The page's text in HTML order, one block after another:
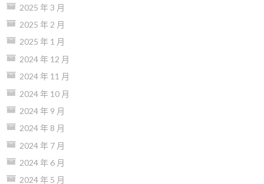
2025 年 3 月
2025 年 2 月
2025 年 1 月
2024 年 12 月
2024 年 11 月
2024 年 10 月
2024 年 9 月
2024 年 8 月
2024 年 7 月
2024 年 6 月
2024 年 5 月